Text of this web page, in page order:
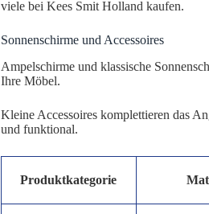
viele bei Kees Smit Holland kaufen.
Sonnenschirme und Accessoires
Ampelschirme und klassische
Ihre Möbel.
Kleine Accessoires komplettieren das
und funktional.
Produktkategorie